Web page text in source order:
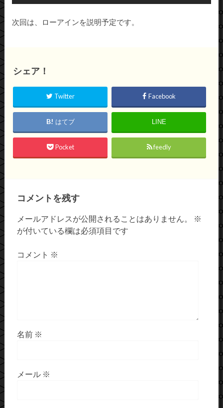
次回は、ローアインを説明予定です。
シェア！
Twitter Facebook
はてブ LINE
Pocket feedly
コメントを残す
メールアドレスが公開されることはありません。
※
が付いている欄は必須項目です
コメント ※
名前 ※
メール ※